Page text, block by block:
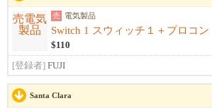
売 電気製品
Switch 1 スウィッチ１＋プロコン
$110
[登録者] FUJI
Santa Clara